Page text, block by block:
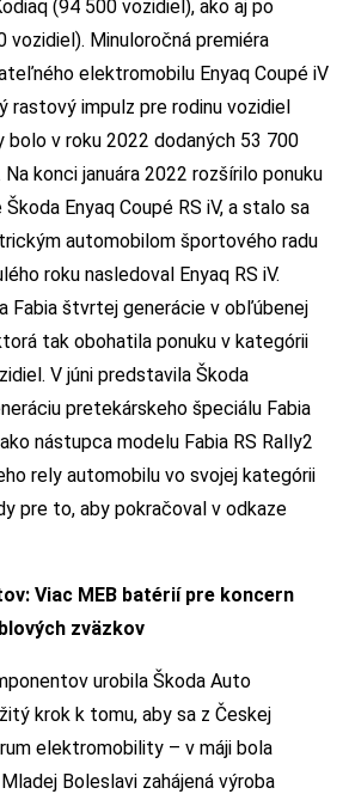
(94 500 vozidiel), ako aj po
vozidiel). Minuloročná premiéra
elektromobilu Enyaq Coupé iV
rastový impulz pre rodinu vozidiel
bolo v roku 2022 dodaných 53 700
konci januára 2022 rozšírilo ponuku
Enyaq Coupé RS iV, a stalo sa
automobilom športového radu
roku nasledoval Enyaq RS iV.
Fabia štvrtej generácie v obľúbenej
tak obohatila ponuku v kategórii
V júni predstavila Škoda
pretekárskeho špeciálu Fabia
nástupca modelu Fabia RS Rally2
rely automobilu vo svojej kategórii
pre to, aby pokračoval v odkaze
Viac MEB batérií pre koncern
zväzkov
urobila Škoda Auto
krok k tomu, aby sa z Českej
elektromobility – v máji bola
Boleslavi zahájená výroba